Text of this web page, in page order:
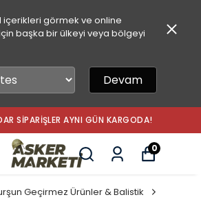
içerikleri görmek ve online
başka bir ülkeyi veya bölgeyi
Devam
SIPARIŞLER AYNI GÜN KARGODA!
0
Geçirmez Ürünler & Balistik